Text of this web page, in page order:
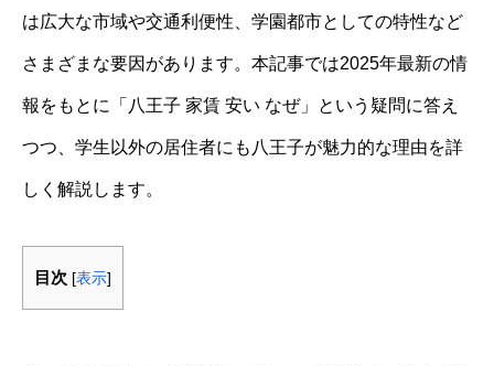
は広大な市域や交通利便性、学園都市としての特性など
さまざまな要因があります。本記事では2025年最新の情
報をもとに「八王子 家賃 安い なぜ」という疑問に答え
つつ、学生以外の居住者にも八王子が魅力的な理由を詳
しく解説します。
目次 [表示]